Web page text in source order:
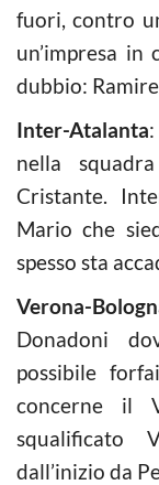
fuori, contro
un’impresa in
dubbio:
Inter-Atalanta
nella
Cristante.
Mario che
spesso sta
Verona-
Donadoni
possibile
concerne il
squalificato
dall’inizio da